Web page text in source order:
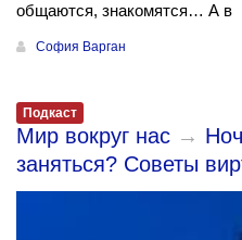
общаются, знакомятся… А в
София Варган
Подкаст
Мир вокруг нас →
заняться? Советы